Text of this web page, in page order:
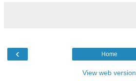
‹ Home
View web version